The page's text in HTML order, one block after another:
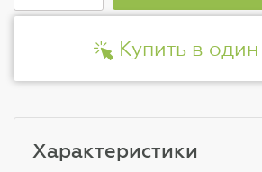
Купить в
Характеристики